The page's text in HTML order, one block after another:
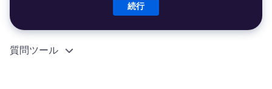
続行
質問ツール